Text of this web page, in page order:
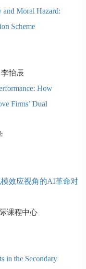
and Moral Hazard:
Scheme
怡辰
How
Firms’ Dual
效应视角的AI革命对
课程中心
in the Secondary